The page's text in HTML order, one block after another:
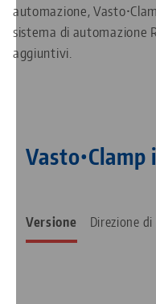
automazione,
sistema di automazione
aggiuntivi.
Vasto•Clamp
Versione Direzione
MANDRINO A 6